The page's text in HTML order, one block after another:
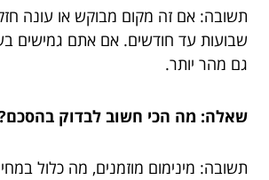
תשובה: אם זה מקום מבוקש או עונה
שבועות עד חודשים. אם אתם גמישים
גם מהר יותר.
שאלה: מה הכי חשוב לבדוק
תשובה: מינימום מוזמנים, מה כלול